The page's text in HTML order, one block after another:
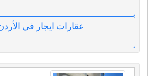
عقارات ايجار في الأردن